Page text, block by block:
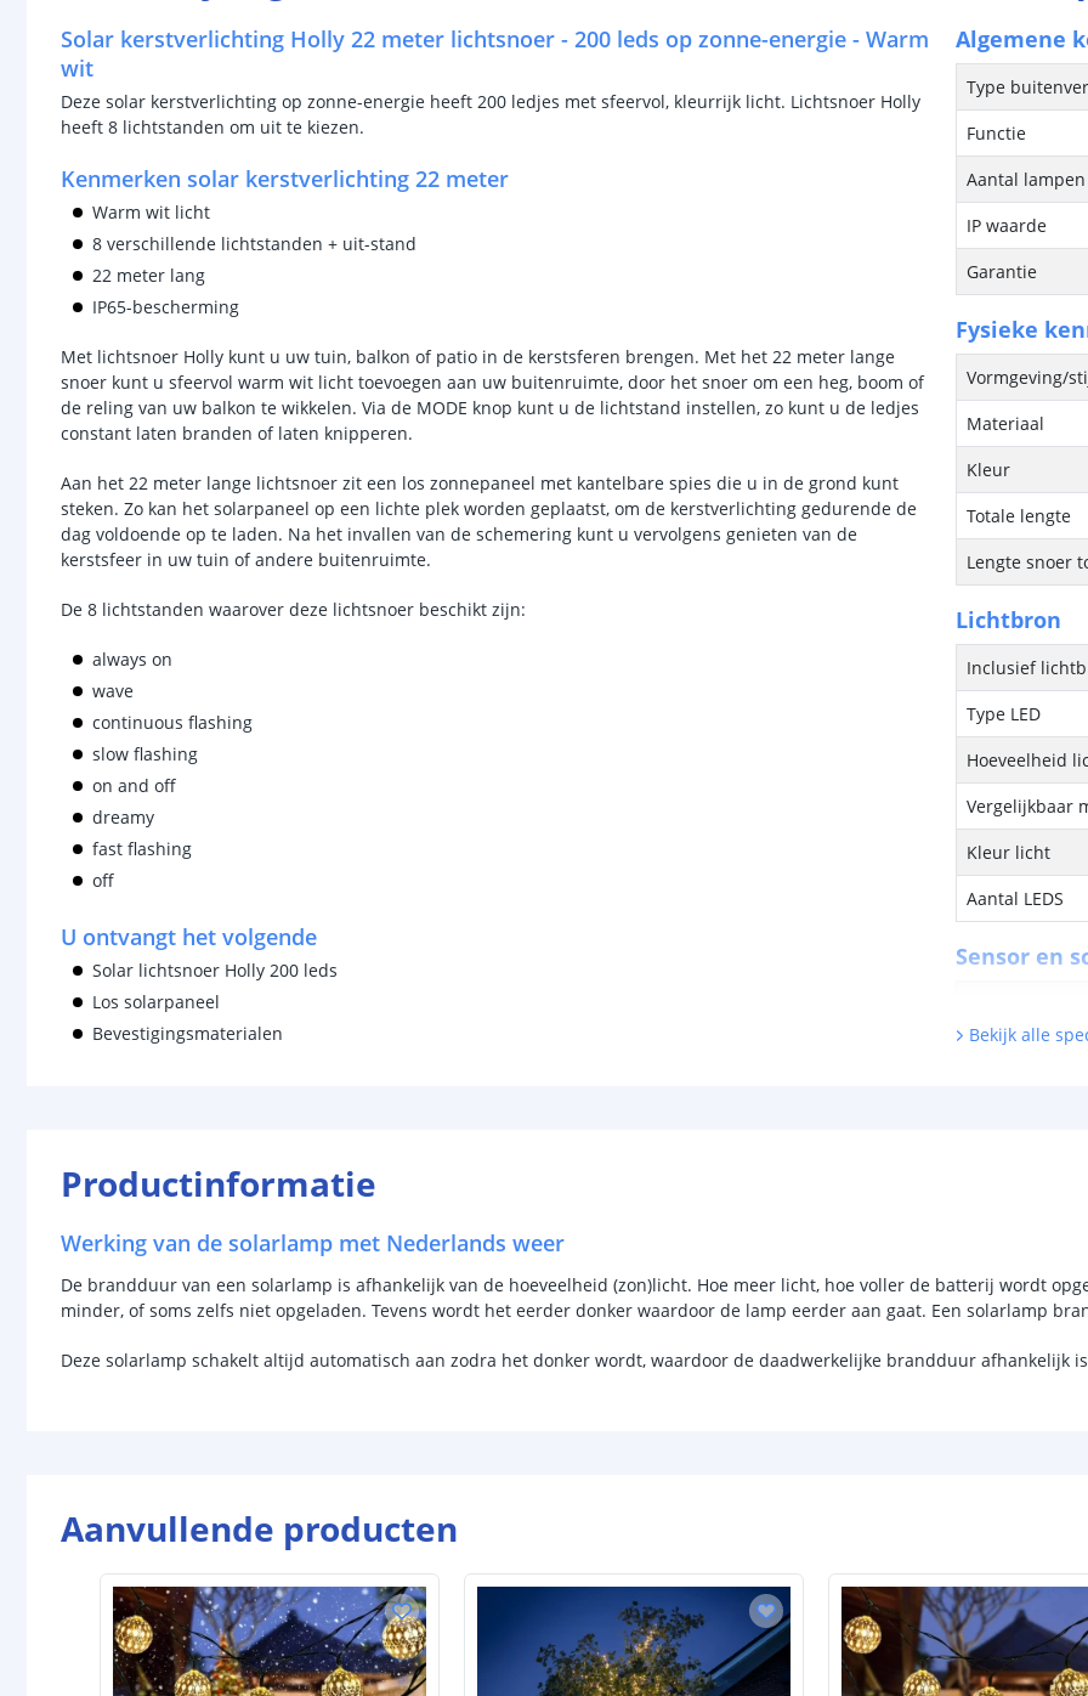
Solar kerstverlichting Holly 22 meter lichtsnoer - 200 leds op zonne-energie - Warm
wit
Deze solar kerstverlichting op zonne-energie heeft 200 ledjes met sfeervol, kleurrijk licht. Lichtsnoer Holly
heeft 8 lichtstanden om uit te kiezen.
Kenmerken solar kerstverlichting 22 meter
Warm wit licht
8 verschillende lichtstanden + uit-stand
22 meter lang
IP65-bescherming
Met lichtsnoer Holly kunt u uw tuin, balkon of patio in de kerstsferen brengen. Met het 22 meter lange
snoer kunt u sfeervol warm wit licht toevoegen aan uw buitenruimte, door het snoer om een heg, boom of
de reling van uw balkon te wikkelen. Via de MODE knop kunt u de lichtstand instellen, zo kunt u de ledjes
constant laten branden of laten knipperen.
Aan het 22 meter lange lichtsnoer zit een los zonnepaneel met kantelbare spies die u in de grond kunt
steken. Zo kan het solarpaneel op een lichte plek worden geplaatst, om de kerstverlichting gedurende de
dag voldoende op te laden. Na het invallen van de schemering kunt u vervolgens genieten van de
kerstsfeer in uw tuin of andere buitenruimte.
De 8 lichtstanden waarover deze lichtsnoer beschikt zijn:
always on
wave
continuous flashing
slow flashing
on and off
dreamy
fast flashing
off
U ontvangt het volgende
Solar lichtsnoer Holly 200 leds
Los solarpaneel
Bevestigingsmaterialen
Algemene
Type
Functie
Aantal
IP waarde
Garantie
Fysieke
Vormgeving/
Materiaal
Kleur
Totale lengte
Lengte snoer
Lichtbron
Inclusief
Type LED
Hoeveelheid
Vergelijkbaar
Kleur licht
Aantal LEDS
Sensor en
Aantal
Brandduur
Solar
Bekijk alle
Productinformatie
Werking van de solarlamp met Nederlands weer
De brandduur van een solarlamp is afhankelijk van de hoeveelheid (zon)licht. Hoe meer licht, hoe voller de batterij wordt
minder, of soms zelfs niet opgeladen. Tevens wordt het eerder donker waardoor de lamp eerder aan gaat. Een solarlamp
Deze solarlamp schakelt altijd automatisch aan zodra het donker wordt, waardoor de daadwerkelijke brandduur afhankelijk
Aanvullende producten